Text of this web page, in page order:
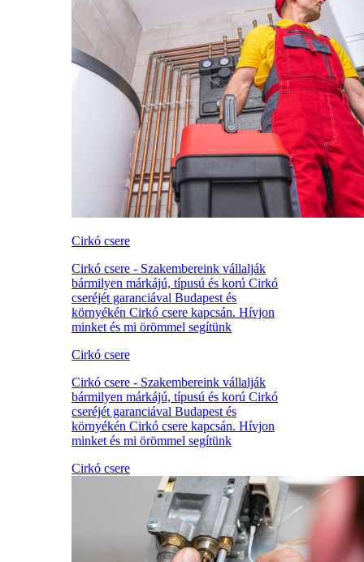
Cirkó csere
Cirkó csere - Szakembereink vállalják
bármilyen márkájú, típusú és korú Cirkó
cseréjét garanciával Budapest és
környékén Cirkó csere kapcsán. Hívjon
minket és mi örömmel segítünk
Cirkó csere
Cirkó csere - Szakembereink vállalják
bármilyen márkájú, típusú és korú Cirkó
cseréjét garanciával Budapest és
környékén Cirkó csere kapcsán. Hívjon
minket és mi örömmel segítünk
Cirkó csere